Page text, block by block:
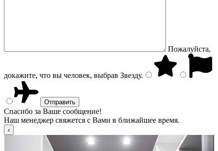
Пожалуйста,
докажите, что вы человек, выбрав Звезду.
Спасибо за Ваше сообщение!
Наш менеджер свяжется с Вами в ближайшее время.